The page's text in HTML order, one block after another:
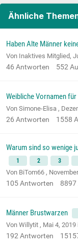
Ähnliche
Haben Alte Männer
Von Inaktives Mitglied,
46 Antworten 552
Weibliche Vornamen für
Von Simone-Elisa ,
26 Antworten 1558
Warum sind so wenige
1 2 3
Von BiTom66 ,
105Antworten 8897
Männer Brustwarzen
Von Willytit , Mai 4, 2019
192Antworten